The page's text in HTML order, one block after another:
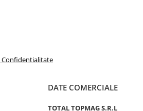
Confidentialitate
DATE COMERCIALE
TOTAL TOPMAG S.R.L